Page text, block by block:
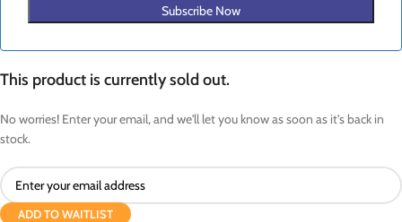
Subscribe Now
This product is currently sold out.
No worries! Enter your email, and we'll let you know as soon as it's back in
stock.
ADD TO WAITLIST